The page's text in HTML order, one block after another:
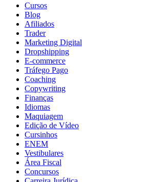
Cursos
Blog
Afiliados
Trader
Marketing Digital
Dropshipping
E-commerce
Tráfego Pago
Coaching
Copywriting
Finanças
Idiomas
Maquiagem
Edição de Vídeo
Cursinhos
ENEM
Vestibulares
Área Fiscal
Concursos